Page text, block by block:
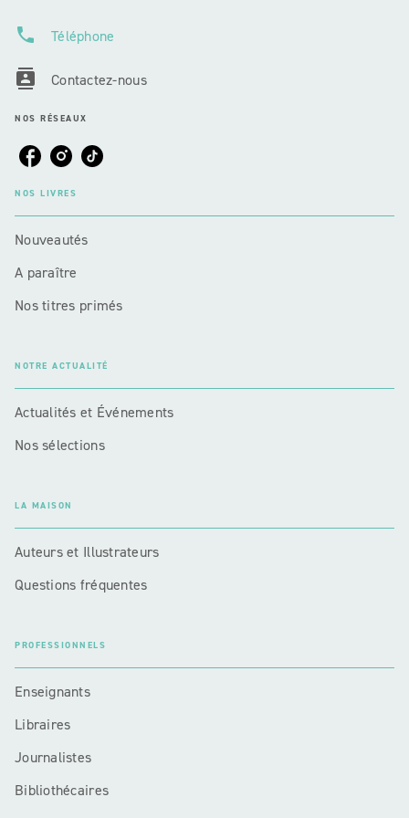
phone Téléphone
contacts Contactez-nous
NOS RÉSEAUX
NOS LIVRES
Nouveautés
A paraître
Nos titres primés
NOTRE ACTUALITÉ
Actualités et Événements
Nos sélections
LA MAISON
Auteurs et Illustrateurs
Questions fréquentes
PROFESSIONNELS
Enseignants
Libraires
Journalistes
Bibliothécaires